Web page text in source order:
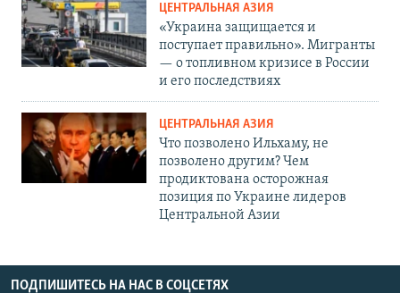
ЦЕНТРАЛЬНАЯ АЗИЯ
«Украина защищается и
поступает правильно». Мигранты
— о топливном кризисе в России
и его последствиях
ЦЕНТРАЛЬНАЯ АЗИЯ
Что позволено Ильхаму, не
позволено другим? Чем
продиктована осторожная
позиция по Украине лидеров
Центральной Азии
ПОДПИШИТЕСЬ НА НАС В СОЦСЕТЯХ